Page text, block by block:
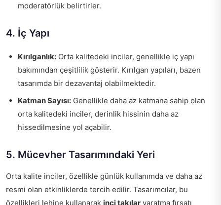
moderatörlük belirtirler.
4. İç Yapı
Kırılganlık: Orta kalitedeki inciler, genellikle iç yapı
bakımından çeşitlilik gösterir. Kırılgan yapıları, bazen
tasarımda bir dezavantaj olabilmektedir.
Katman Sayısı: Genellikle daha az katmana sahip olan
orta kalitedeki inciler, derinlik hissinin daha az
hissedilmesine yol açabilir.
5. Mücevher Tasarımındaki Yeri
Orta kalite inciler, özellikle günlük kullanımda ve daha az
resmi olan etkinliklerde tercih edilir. Tasarımcılar, bu
özellikleri lehine kullanarak inci takılar yaratma fırsatı